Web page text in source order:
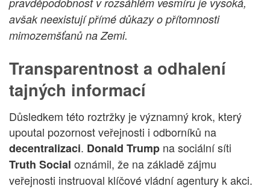
avšak neexistují přímé důkazy o přítomnosti
mimozemšťanů na Zemi.
Transparentnost a odhalení
tajných informací
Důsledkem této roztržky je významný krok, který
upoutal pozornost veřejnosti i odborníků na
decentralizaci. Donald Trump na sociální síti
Truth Social oznámil, že na základě zájmu
veřejnosti instruoval klíčové vládní agentury k akci.